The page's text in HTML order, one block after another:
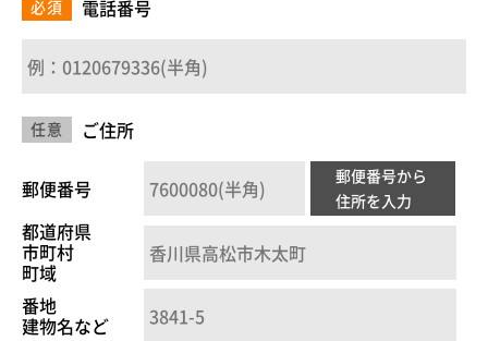
電話番号
必須
ご住所
任意
郵便番号
郵便番号から
住所を入力
都道府県
市町村
町域
番地
建物名など